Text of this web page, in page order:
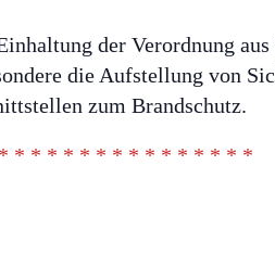
der Verordnung
die Aufstellung von
zum Brandschutz.
* * * * * * * * * * * * * * *